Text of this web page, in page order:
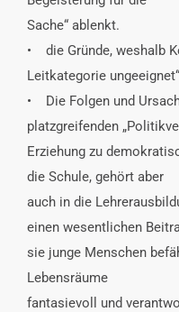
Sache“ ablenkt.
• die Gründe, weshalb
Leitkategorie
• Die Folgen und
platzgreifenden
Erziehung zu
die Schule, gehört aber
auch in die
einen wesentlichen
sie junge Menschen
Lebensräume
fantasievoll und